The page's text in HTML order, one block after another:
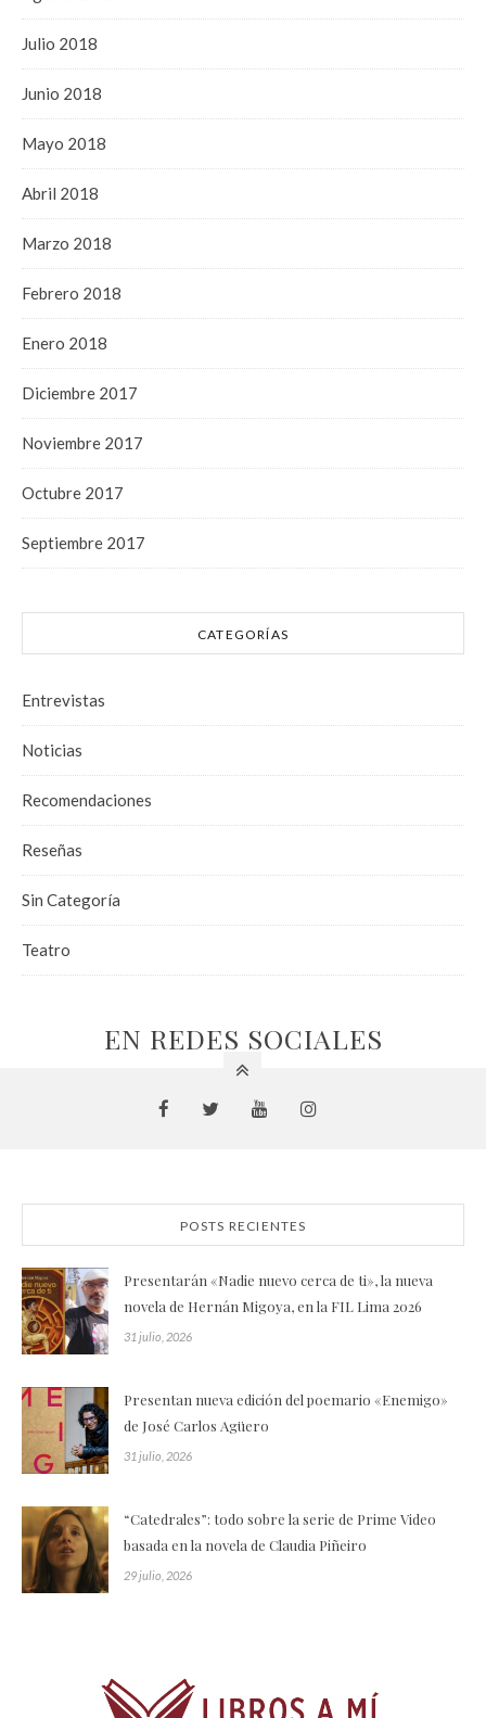
Julio 2018
Junio 2018
Mayo 2018
Abril 2018
Marzo 2018
Febrero 2018
Enero 2018
Diciembre 2017
Noviembre 2017
Octubre 2017
Septiembre 2017
CATEGORÍAS
Entrevistas
Noticias
Recomendaciones
Reseñas
Sin Categoría
Teatro
EN REDES SOCIALES
POSTS RECIENTES
Presentarán «Nadie nuevo cerca de ti», la nueva
novela de Hernán Migoya, en la FIL Lima 2026
31 julio, 2026
Presentan nueva edición del poemario «Enemigo»
de José Carlos Agüero
31 julio, 2026
“Catedrales”: todo sobre la serie de Prime Video
basada en la novela de Claudia Piñeiro
29 julio, 2026